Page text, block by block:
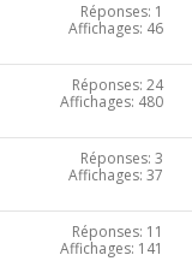
Réponses: 1
Affichages: 46
Réponses: 24
Affichages: 480
Réponses: 3
Affichages: 37
Réponses: 11
Affichages: 141